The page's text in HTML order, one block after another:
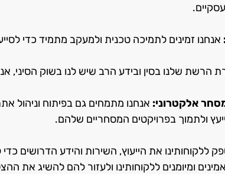
אנחנו זמינים לתמיכה טכנית ולמעקב מתמיד כדי
הרשת שלנו בסין ובידע הרב שיש לנו בשוק הסיני,
אלקטרוני: אנחנו מתמחים גם בפיתוח וניהול
ולתמוך בפרויקטים המסחריים שלהם.
ומיומנים ללקוחותינו ולעזור להם להשיג את